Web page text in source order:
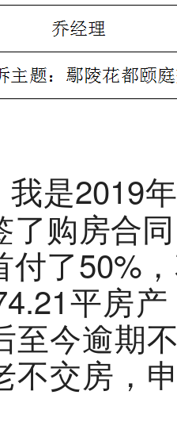
我是2019
了购房合
付了50%
平房
至今逾期
不交房，